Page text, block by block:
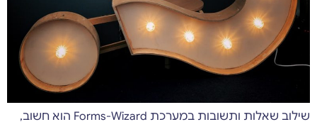
שילוב שאלות ותשובות במערכת Forms-Wizard הוא חשוב,